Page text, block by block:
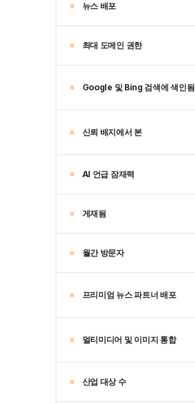
뉴스 배포
최대 도메인 권한
Google 및 Bing 검색에 색인됨
신뢰 배지에서 본
AI 언급 잠재력
게재됨
월간 방문자
프리미엄 뉴스 파트너 배포
멀티미디어 및 이미지 통합
산업 대상 수